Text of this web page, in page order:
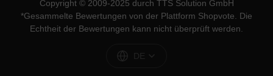
Copyright © 2009-2025 durch TTS Solution GmbH
*Gesammelte Bewertungen von der Plattform Shopvote. Die
Echtheit der Bewertungen kann nicht überprüft werden.
DE